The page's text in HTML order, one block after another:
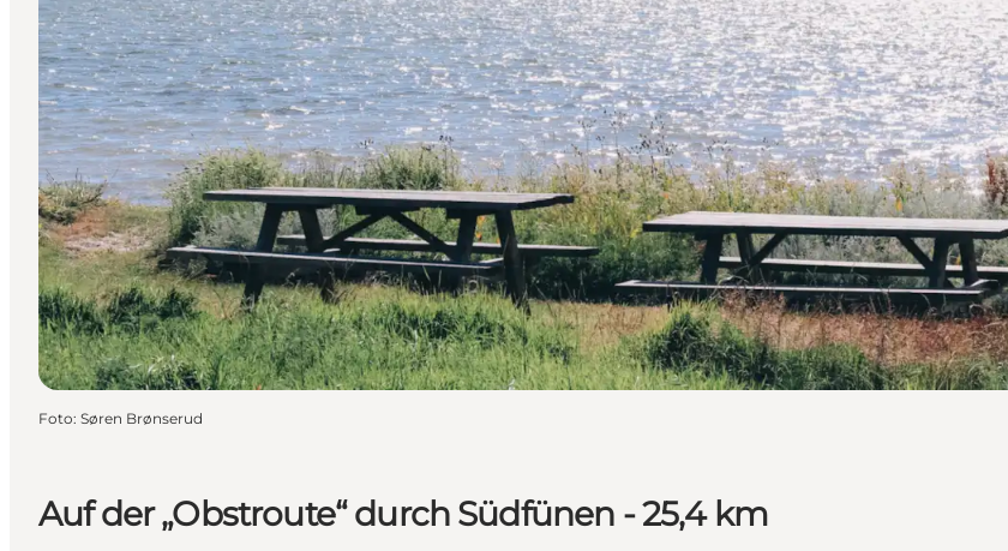
Auf der „Obstroute“ durch Südfünen - 25,4 km
Foto: Søren Brønserud